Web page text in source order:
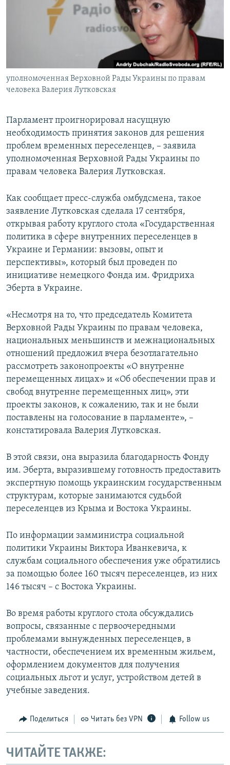
ПОБЕДИТЕЛЕЙ НЕ СУДЯТ?
КРЫМ.НЕПОКОРЕННЫЙ
УКРАИНСКАЯ ПРОБЛЕМА КРЫМА
ПРИСОЕДИНЯЙТЕСЬ!
Все сайты RFE/RL
уполномоченная Верховной Рады Украины по правам
человека Валерия Лутковская
Парламент проигнорировал насущную
необходимость принятия законов для решения
проблем временных переселенцев, – заявила
уполномоченная Верховной Рады Украины по
правам человека Валерия Лутковская.
Как сообщает пресс-служба омбудсмена, такое
заявление Лутковская сделала 17 сентября,
открывая работу круглого стола «Государственная
политика в сфере внутренних переселенцев в
Украине и Германии: вызовы, опыт и
перспективы», который был проведен по
инициативе немецкого Фонда им. Фридриха
Эберта в Украине.
«Несмотря на то, что председатель Комитета
Верховной Рады Украины по правам человека,
национальных меньшинств и межнациональных
отношений предложил вчера безотлагательно
рассмотреть законопроекты «О внутренне
перемещенных лицах» и «Об обеспечении прав и
свобод внутренне перемещенных лиц», эти
проекты законов, к сожалению, так и не были
поставлены на голосование в парламенте», –
констатировала Валерия Лутковская.
В этой связи, она выразила благодарность Фонду
им. Эберта, выразившему готовность предоставить
экспертную помощь украинским государственным
структурам, которые занимаются судьбой
переселенцев из Крыма и Востока Украины.
По информации замминистра социальной
политики Украины Виктора Иванкевича, к
службам социального обеспечения уже обратились
за помощью более 160 тысяч переселенцев, из них
146 тысяч – с Востока Украины.
Во время работы круглого стола обсуждались
вопросы, связанные с первоочередными
проблемами вынужденных переселенцев, в
частности, обеспечением их временным жильем,
оформлением документов для получения
социальных льгот и услуг, устройством детей в
учебные заведения.
Поделиться Читать без VPN Follow us
ЧИТАЙТЕ ТАКЖЕ: